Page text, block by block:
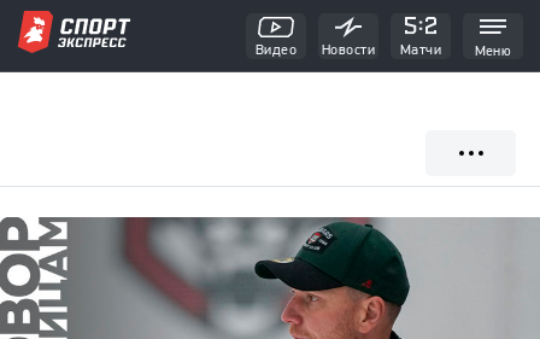
Видео Новости Матчи Меню